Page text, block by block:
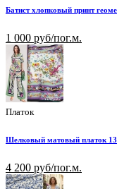
Батист хлопковый принт
1 000 руб/пог.м.
Платок
Шелковый матовый платок
4 200 руб/пог.м.